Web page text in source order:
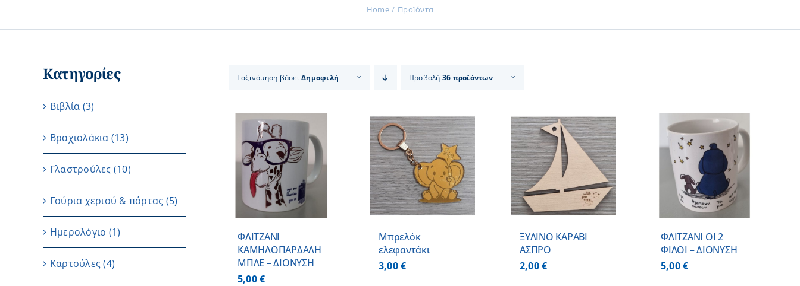
Home Προϊόντα
Ταξινόμηση βάσειΔημοφιλή Προβολή 36 προϊόντων
ΠΡΟΣΘΗΚΗ ΣΤΟ
ΦΛΙΤΖΑΝΙ
ΚΑΜΗΛΟΠΑΡΔΑΛΗ
ΜΠΛΕ – ΔΙΟΝΥΣΗ
5,00€
ΠΡΟΣΘΗΚΗ ΣΤΟ
ΛΕΠΤΟΜΕΡΕΙΕΣ
Μπρελόκ
ελεφαντάκι
3,00€
ΠΡΟΣΘΗΚΗ ΣΤΟ
ΚΑΛΑΘΙ
/
ΛΕΠΤΟΜΕΡΕΙΕΣ
ΞΥΛΙΝΟ ΚΑΡΑΒΙ
ΑΣΠΡΟ
2,00€
ΠΡΟΣΘΗΚΗ ΣΤΟ
ΚΑΛΑΘΙ
/
ΛΕΠΤΟΜΕΡΕΙΕΣ
ΦΛΙΤΖΑΝΙ ΟΙ 2
ΦΙΛΟΙ – ΔΙΟΝΥΣΗ
5,00€
Κατηγορίες
Βιβλία (3)
Βραχιολάκια (13)
Γλαστρούλες (10)
Γούρια χεριού & πόρτας (5)
Ημερολόγιο (1)
Καρτούλες (4)